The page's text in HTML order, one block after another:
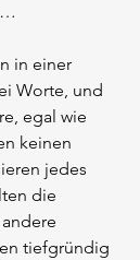
in einer
Worte, und
egal wie
keinen
jedes
die
tiefgründig